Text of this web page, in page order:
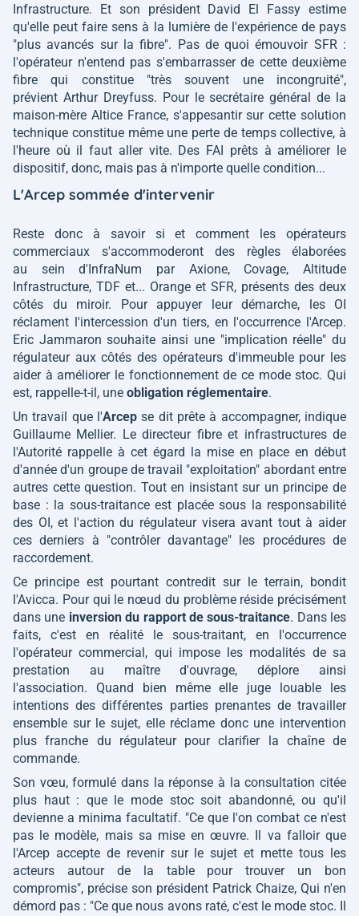
Infrastructure. Et son président David El Fassy estime
qu'elle peut faire sens à la lumière de l'expérience de pays
"plus avancés sur la fibre". Pas de quoi émouvoir SFR :
l'opérateur n'entend pas s'embarrasser de cette deuxième
fibre qui constitue "très souvent une incongruité",
prévient Arthur Dreyfuss. Pour le secrétaire général de la
maison-mère Altice France, s'appesantir sur cette solution
technique constitue même une perte de temps collective, à
l'heure où il faut aller vite. Des FAI prêts à améliorer le
dispositif, donc, mais pas à n'importe quelle condition...
L'Arcep sommée d'intervenir
Reste donc à savoir si et comment les opérateurs
commerciaux s'accommoderont des règles élaborées
au sein d'InfraNum par Axione, Covage, Altitude
Infrastructure, TDF et... Orange et SFR, présents des deux
côtés du miroir. Pour appuyer leur démarche, les OI
réclament l'intercession d'un tiers, en l'occurrence l'Arcep.
Eric Jammaron souhaite ainsi une "implication réelle" du
régulateur aux côtés des opérateurs d'immeuble pour les
aider à améliorer le fonctionnement de ce mode stoc. Qui
est, rappelle-t-il, une obligation réglementaire.
Un travail que l'Arcep se dit prête à accompagner, indique
Guillaume Mellier. Le directeur fibre et infrastructures de
l'Autorité rappelle à cet égard la mise en place en début
d'année d'un groupe de travail "exploitation" abordant entre
autres cette question. Tout en insistant sur un principe de
base : la sous-traitance est placée sous la responsabilité
des OI, et l'action du régulateur visera avant tout à aider
ces derniers à "contrôler davantage" les procédures de
raccordement.
Ce principe est pourtant contredit sur le terrain, bondit
l'Avicca. Pour qui le nœud du problème réside précisément
dans une inversion du rapport de sous-traitance. Dans les
faits, c'est en réalité le sous-traitant, en l'occurrence
l'opérateur commercial, qui impose les modalités de sa
prestation au maître d'ouvrage, déplore ainsi
l'association. Quand bien même elle juge louable les
intentions des différentes parties prenantes de travailler
ensemble sur le sujet, elle réclame donc une intervention
plus franche du régulateur pour clarifier la chaîne de
commande.
Son vœu, formulé dans la réponse à la consultation citée
plus haut : que le mode stoc soit abandonné, ou qu'il
devienne a minima facultatif. "Ce que l'on combat ce n'est
pas le modèle, mais sa mise en œuvre. Il va falloir que
l'Arcep accepte de revenir sur le sujet et mette tous les
acteurs autour de la table pour trouver un bon
compromis", précise son président Patrick Chaize, Qui n'en
démord pas : "Ce que nous avons raté, c'est le mode stoc. Il